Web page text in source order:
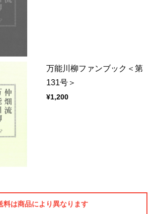
万能川柳ファンブック＜第
131号＞
¥1,200
料は商品により異なります